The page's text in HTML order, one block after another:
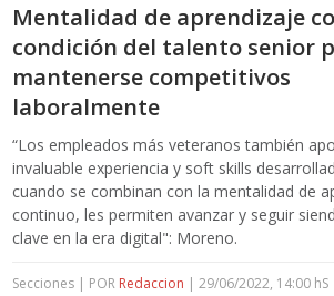
Mentalidad de aprendizaje
condición del talento senior
mantenerse competitivos
laboralmente
“Los empleados más veteranos también
invaluable experiencia y soft skills
cuando se combinan con la mentalidad de
continuo, les permiten avanzar y seguir
clave en la era digital": Moreno.
Secciones | POR Redaccion | 29/06/2022, 14:00 hS